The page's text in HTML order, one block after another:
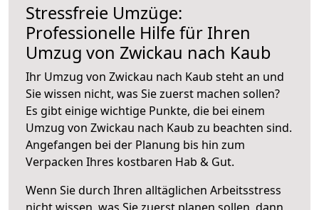
Stressfreie Umzüge:
Professionelle Hilfe für Ihren
Umzug von Zwickau nach Kaub
Ihr Umzug von Zwickau nach Kaub steht an und
Sie wissen nicht, was Sie zuerst machen sollen?
Es gibt einige wichtige Punkte, die bei einem
Umzug von Zwickau nach Kaub zu beachten sind.
Angefangen bei der Planung bis hin zum
Verpacken Ihres kostbaren Hab & Gut.
Wenn Sie durch Ihren alltäglichen Arbeitsstress